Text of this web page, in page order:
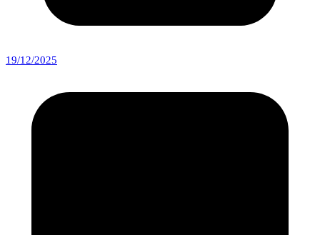
19/12/2025